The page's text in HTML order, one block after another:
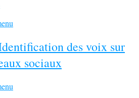
des voix sur
sociaux